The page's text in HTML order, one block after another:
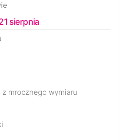
sierpnia
mrocznego wymiaru